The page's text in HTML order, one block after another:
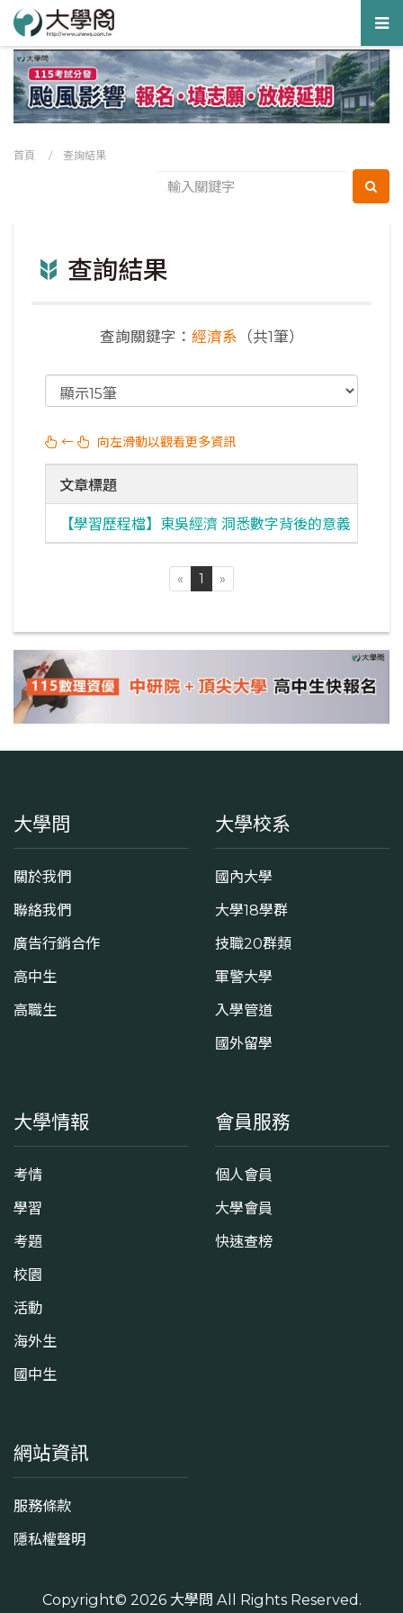
首頁 / 查詢結果
查詢結果
查詢關鍵字： 經濟系 （共1筆）
← 向左滑動以觀看更多資訊
文章標題
【學習歷程檔】東吳經濟 洞悉數字背後的意義
« 1 »
大學問
關於我們
聯絡我們
廣告行銷合作
高中生
高職生
大學校系
國內大學
大學18學群
技職20群類
軍警大學
入學管道
國外留學
大學情報
考情
學習
考題
校園
活動
海外生
國中生
會員服務
個人會員
大學會員
快速查榜
網站資訊
服務條款
隱私權聲明
Copyright© 2026 大學問 All Rights Reserved.